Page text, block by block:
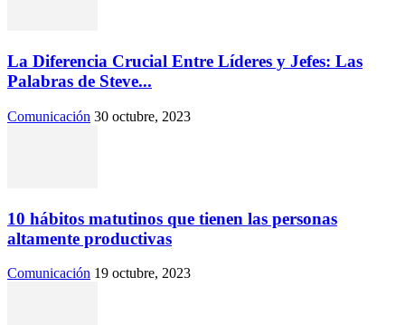
La Diferencia Crucial Entre Líderes y Jefes: Las
Palabras de Steve...
Comunicación 30 octubre, 2023
10 hábitos matutinos que tienen las personas
altamente productivas
Comunicación 19 octubre, 2023